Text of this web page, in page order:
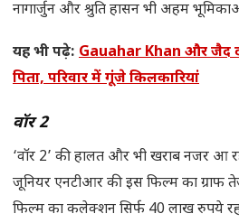
नागार्जुन और श्रुति हासन भी अहम
यह भी पढ़े: Gauahar Khan और जैद
पिता, परिवार में गूंजे किलकारियां
वॉर 2
‘वॉर 2’ की हालत और भी खराब नजर आ
जूनियर एनटीआर की इस फिल्म का ग्राफ
फिल्म का कलेक्शन सिर्फ 40 लाख रुपये